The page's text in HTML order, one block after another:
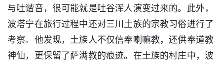
与吐谐音，很可能就是吐谷浑人演变过来的。此外，
波塔宁在旅行过程中还对三川土族的宗教习俗进行了
考察。他发现，土族人不仅信奉喇嘛教，还供奉道教
神仙，更保留了萨满教的痕迹。在土族的村庄中，波